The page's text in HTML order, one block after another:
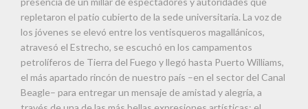
repletaron el patio cubierto de la sede universitaria. La voz de
los jóvenes se elevó entre los ventisqueros magallánicos,
atravesó el Estrecho, se escuchó en los campamentos
petrolíferos de Tierra del Fuego y llegó hasta Puerto Williams,
el más apartado rincón de nuestro país –en el sector del Canal
Beagle– para entregar un mensaje de amistad y alegría, a